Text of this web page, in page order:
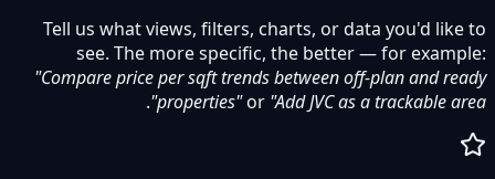
Tell us what views, filters, charts, or data you'd like to
see. The more specific, the better — for example:
"Compare price per sqft trends between off-plan and ready
properties"or "Add JVC as a trackable area"
.